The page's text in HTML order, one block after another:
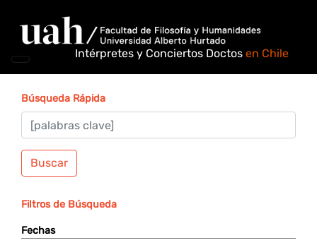
Intérpretes y Conciertos Doctos en Chile
Búsqueda Rápida
Buscar
Filtros de Búsqueda
Fechas